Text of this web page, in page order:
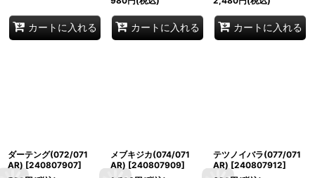
カートに入れる カートに入れる カートに入れる
ダーテング(072/071
AR) [240807907]
メブキジカ(074/071
AR) [240807909]
テツノイバラ(077/071
AR) [240807912]